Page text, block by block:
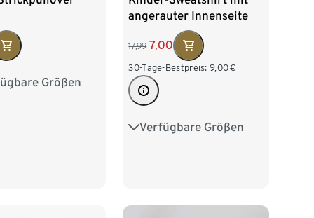
Größen
62/68 74/80
angerauter Innenseite
17,99 7,00
30-Tage-Bestpreis: 9,00€
Verfügbare Größen
86/92 98/104